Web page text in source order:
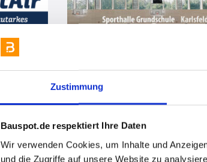
Zustimmung
Bauspot.de respektiert Ihre Daten
Wir verwenden Cookies, um Inhalte und
und die Zugriffe auf unsere Website zu